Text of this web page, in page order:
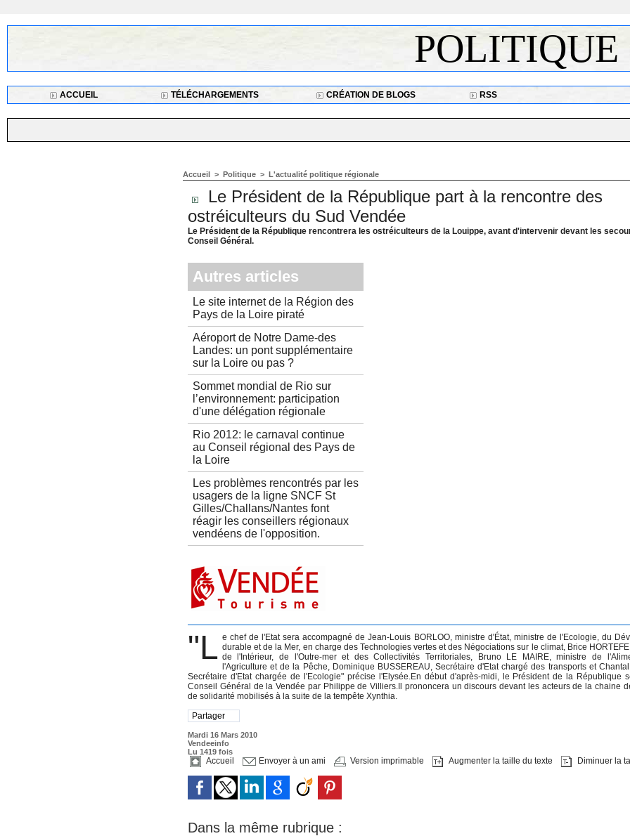
POLITIQUE
ACCUEIL TÉLÉCHARGEMENTS CRÉATION DE BLOGS RSS
Accueil > Politique > L'actualité politique régionale
Le Président de la République part à la rencontre des
ostréiculteurs du Sud Vendée
Le Président de la République rencontrera les ostréiculteurs de la Louippe, avant d'intervenir devant les
Conseil Général.
Autres articles
Le site internet de la Région des
Pays de la Loire piraté
Aéroport de Notre Dame-des
Landes: un pont supplémentaire
sur la Loire ou pas ?
Sommet mondial de Rio sur
l’environnement: participation
d'une délégation régionale
Rio 2012: le carnaval continue
au Conseil régional des Pays de
la Loire
Les problèmes rencontrés par les
usagers de la ligne SNCF St
Gilles/Challans/Nantes font
réagir les conseillers régionaux
vendéens de l'opposition.
"L e chef de l'Etat sera accompagné de Jean-Louis BORLOO, ministre d'État, ministre de l'Ecologie, du
durable et de la Mer, en charge des Technologies vertes et des Négociations sur le climat, Brice
de l'Intérieur, de l'Outre-mer et des Collectivités Territoriales, Bruno LE MAIRE, ministre de
l'Agriculture et de la Pêche, Dominique BUSSEREAU, Secrétaire d'Etat chargé des transports et
Secrétaire d'Etat chargée de l'Ecologie" précise l'Elysée.En début d'après-midi, le Président de la République
Conseil Général de la Vendée par Philippe de Villiers.Il prononcera un discours devant les acteurs de la chaine
de solidarité mobilisés à la suite de la tempête Xynthia.
Partager
Mardi 16 Mars 2010
Vendeeinfo
Lu 1419 fois
Accueil Envoyer à un ami Version imprimable Augmenter la taille du texte Diminuer la
Dans la même rubrique :